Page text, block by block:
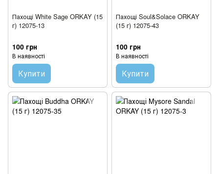
Пахощі White Sage ORKAY (15
г) 12075-13
100 грн
В наявності
Купити
Пахощі Soul&Solace ORKAY
(15 г) 12075-43
100 грн
В наявності
Купити